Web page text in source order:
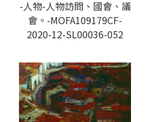
-人物-人物訪問、國會、議
會。-MOFA109179CF-
2020-12-SL00036-052